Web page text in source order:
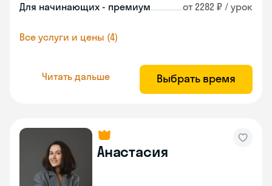
Для начинающих - премиум от 2282 ₽ / урок
Все услуги и цены (4)
Читать дальше Выбрать время
Анастасия